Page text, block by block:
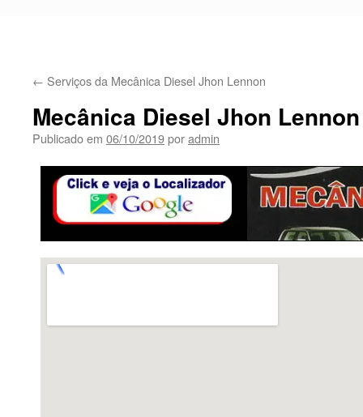
← Serviços da Mecânica Diesel Jhon Lennon
Mecânica Diesel Jhon Lennon
Publicado em 06/10/2019poradmin